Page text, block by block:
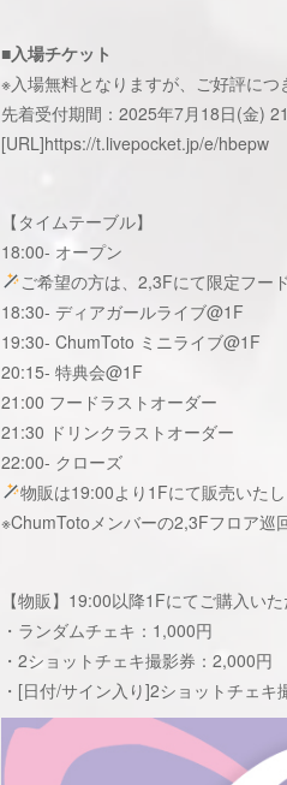
■入場チケット
※入場無料となりますが、ご好評に
先着受付期間：2025年7月18日(金)
[URL]https://t.livepocket.jp/e/hbepw
【タイムテーブル】
18:00- オープン
ご希望の方は、2,3Fにて限定フー
18:30- ディアガールライブ@1F
19:30- ChumToto ミニライブ@1F
20:15- 特典会@1F
21:00 フードラストオーダー
21:30 ドリンクラストオーダー
22:00- クローズ
物販は19:00より1Fにて販売いたし
※ChumTotoメンバーの2,3Fフロア巡
【物販】19:00以降1Fにてご購入い
・ランダムチェキ：1,000円
・2ショットチェキ撮影券：2,000円
・[日付/サイン入り]2ショットチェキ